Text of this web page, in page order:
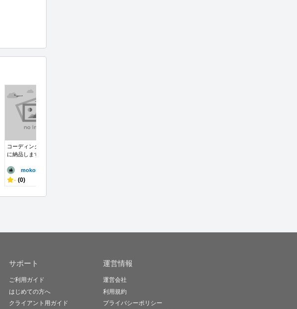
コーディングを期限内
に納品します
mokora..
- (0)
サポート
ご利用ガイド
はじめての方へ
クライアント用ガイド
運営情報
運営会社
利用規約
プライバシーポリシー